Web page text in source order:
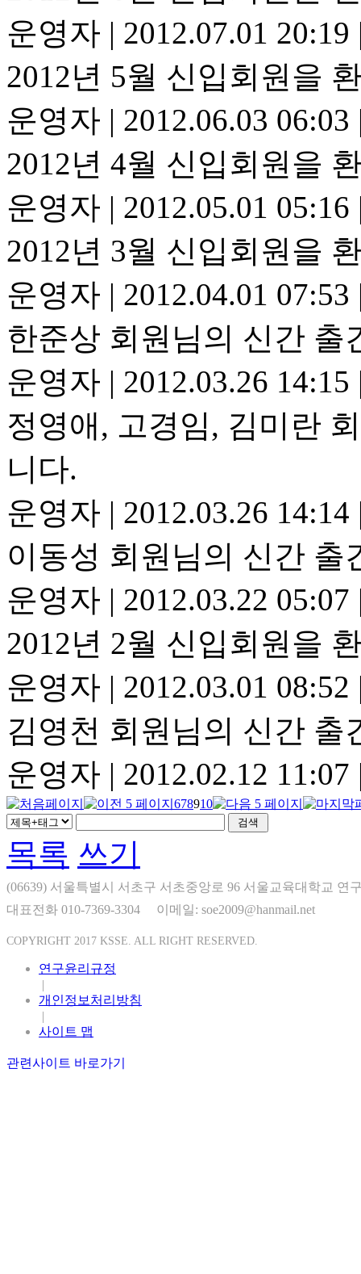
운영자 | 2012.07.01 20:19
2012년 5월 신입회원을
운영자 | 2012.06.03 06:03
2012년 4월 신입회원을
운영자 | 2012.05.01 05:16
2012년 3월 신입회원을
운영자 | 2012.04.01 07:53
한준상 회원님의 신간 출
운영자 | 2012.03.26 14:15
정영애, 고경임, 김미란
니다.
운영자 | 2012.03.26 14:14
이동성 회원님의 신간 출
운영자 | 2012.03.22 05:07
2012년 2월 신입회원을
운영자 | 2012.03.01 08:52
김영천 회원님의 신간 출
운영자 | 2012.02.12 11:07
678910
목록 쓰기
(06639) 서울특별시 서초구 서초중앙로 96 서울교육대학교 연
대표전화 010-7369-3304 이메일: soe2009@hanmail.net
COPYRIGHT 2017 KSSE. ALL RIGHT RESERVED.
연구윤리규정
|
개인정보처리방침
|
사이트 맵
관련사이트 바로가기